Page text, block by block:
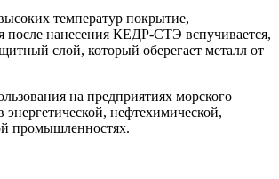
температур покрытие,
после нанесения КЕДР-СТЭ вспучивается,
слой, который оберегает металл от
на предприятиях морского
энергетической, нефтехимической,
промышленностях.